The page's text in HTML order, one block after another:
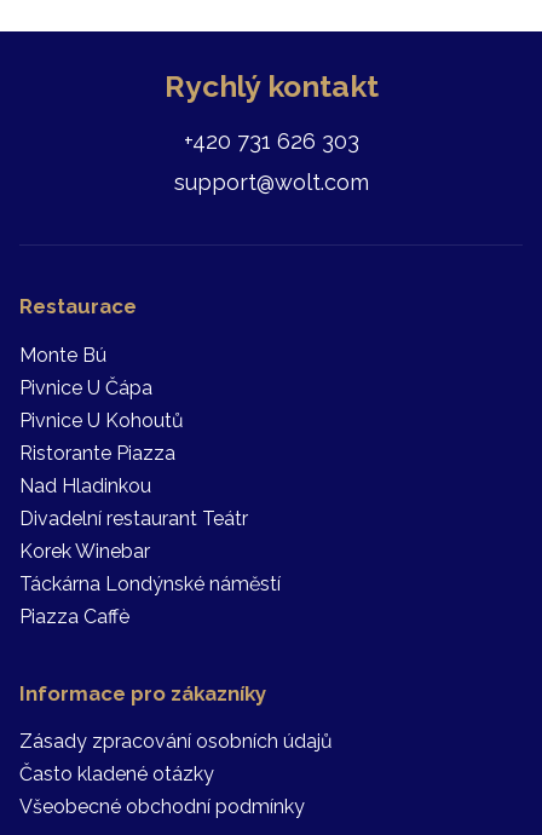
Rychlý kontakt
+420 731 626 303
support@wolt.com
Restaurace
Monte Bú
Pivnice U Čápa
Pivnice U Kohoutů
Ristorante Piazza
Nad Hladinkou
Divadelní restaurant Teátr
Korek Winebar
Táckárna Londýnské náměstí
Piazza Caffè
Informace pro zákazníky
Zásady zpracování osobních údajů
Často kladené otázky
Všeobecné obchodní podmínky